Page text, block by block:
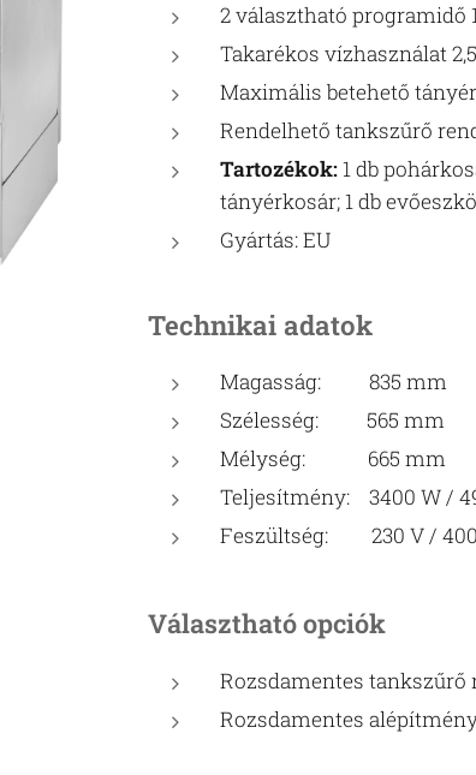
2 választható programidő
Takarékos vízhasználat
Maximális betehető
Rendelhető tankszűrő
Tartozékok:1 db
tányérkosár; 1 db
Gyártás: EU
Technikai adatok
Magasság: 835 mm
Szélesség: 565 mm
Mélység: 665 mm
Teljesítmény: 3400 W /
Feszültség: 230 V /
Választható opciók
Rozsdamentes tankszűrő
Rozsdamentes